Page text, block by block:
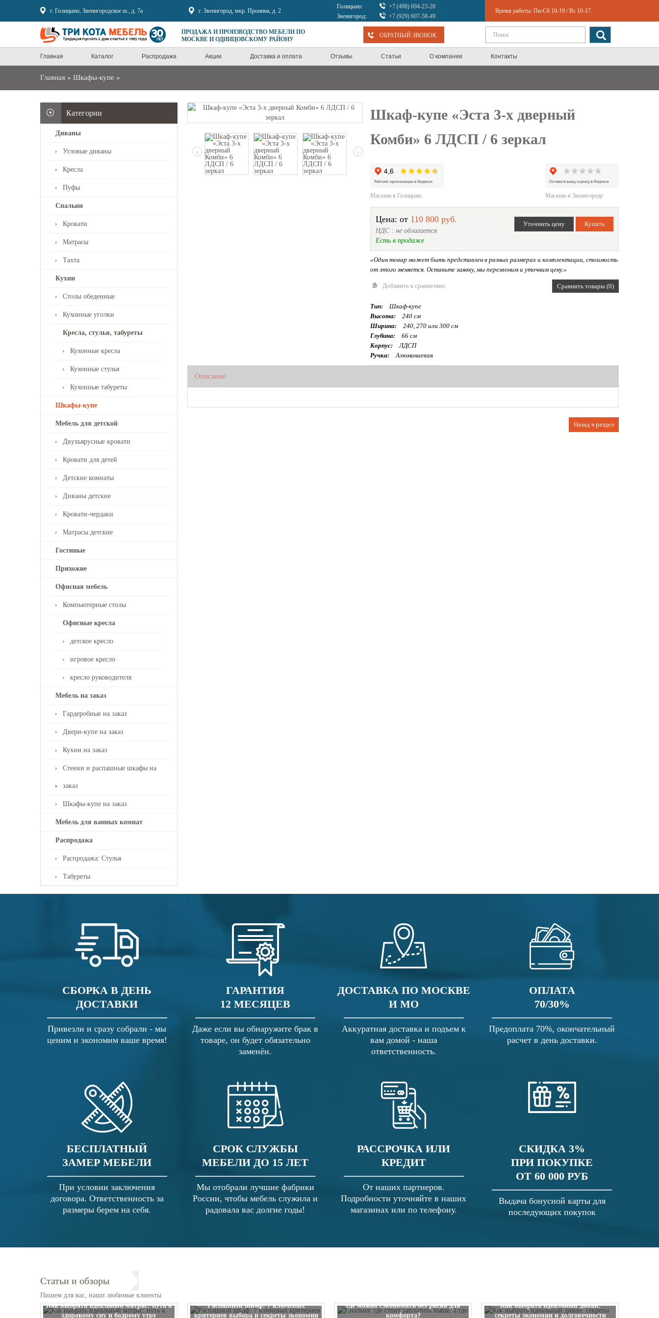
г. Голицыно, Звенигородское ш., д. 7а г. Звенигород, мкр. Пронина, д. 2
Голицыно:
+7 (498) 694-23-28
Звенигород:
+7 (929) 607-58-49
Время работы: Пн-Сб 10-19 / Вс 10-17
ПРОДАЖА И ПРОИЗВОДСТВО МЕБЕЛИ ПО
МОСКВЕ И ОДИНЦОВСКОМУ РАЙОНУ
ОБРАТНЫЙ ЗВОНОК
Главная Каталог Распродажа Акции Доставка и оплата Отзывы Статьи О компании Контакты
Главная » Шкафы-купе »
Категории
Диваны
Угловые диваны
Кресла
Пуфы
Спальни
Кровати
Матрасы
Тахта
Кухни
Столы обеденные
Кухонные уголки
Кресла, стулья, табуреты
Кухонные кресла
Кухонные стулья
Кухонные табуреты
Шкафы-купе
Мебель для детской
Двухъярусные кровати
Кровати для детей
Детские комнаты
Диваны детские
Кровати-чердаки
Матрасы детские
Гостиные
Прихожие
Офисная мебель
Компьютерные столы
Офисные кресла
детское кресло
игровое кресло
кресло руководителя
Мебель на заказ
Гардеробные на заказ
Двери-купе на заказ
Кухни на заказ
Стенки и распашные шкафы на
заказ
Шкафы-купе на заказ
Мебель для ванных комнат
Распродажа
Распродажа: Стулья
Табуреты
‹ ›
Шкаф-купе «Эста 3-х дверный
Комби» 6 ЛДСП / 6 зеркал
Магазин в Голицыно Магазин в Звенигороде
Цена: от 110 800 руб.
НДС : не облагается
Есть в продаже
«Один товар может быть представлен в разных размерах и комплектации, стоимость
от этого меняется. Оставьте заявку, мы перезвоним и уточним цену.»
Добавить к сравнению Сравнить товары (0)
Тип:
Шкаф-купе
Высота:
240 см
Ширина:
240, 270 или 300 см
Глубина:
66 см
Корпус:
ЛДСП
Ручка:
Алюминиевая
Описание
Назад в раздел
СБОРКА В ДЕНЬ
ДОСТАВКИ
Привезли и сразу собрали - мы
ценим и экономим ваше время!
ГАРАНТИЯ
12 МЕСЯЦЕВ
Даже если вы обнаружите брак в
товаре, он будет обязательно
заменён.
ДОСТАВКА ПО МОСКВЕ
И МО
Аккуратная доставка и подъем к
вам домой - наша
ответственность.
ОПЛАТА
70/30%
Предоплата 70%, окончательный
расчет в день доставки.
БЕСПЛАТНЫЙ
ЗАМЕР МЕБЕЛИ
При условии заключения
договора. Ответственность за
размеры берем на себя.
СРОК СЛУЖБЫ
МЕБЕЛИ ДО 15 ЛЕТ
Мы отобрали лучшие фабрики
России, чтобы мебель служила и
радовала вас долгие годы!
РАССРОЧКА ИЛИ
КРЕДИТ
От наших партнеров.
Подробности уточняйте в наших
магазинах или по телефону.
СКИДКА 3%
ПРИ ПОКУПКЕ
ОТ 60 000 РУБ
Выдача бонусной карты для
последующих покупок
Статьи и обзоры
Пишем для вас, наши любимые клиенты
Как выбрать идеальный матрас: путь к
здоровому сну и бодрому утру
Распашной шкаф: 7 ключевых
критериев выбора и секреты экономии
где можно сэкономить без риска для
комфорта?
Как выбрать идеальный диван:
секреты экономии и долговечности